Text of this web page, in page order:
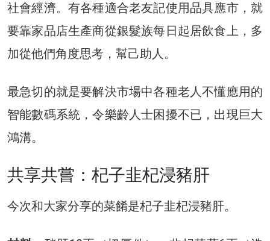
社會經濟。有各種適合老友記使用品具應市，就
要靠家品店生產商從銀髮族每日起居飲食上，多
加從他們角度思考，幫己助人。
最急切的就是要解決市場中各種老人不懂應用的
智能數碼系統，令樂齡人士困擾不已，出現巨大
鴻溝。
共享共嘗：杞子韭杞浸豬肝
今次和大家分享的菜餚是杞子韭杞浸豬肝。